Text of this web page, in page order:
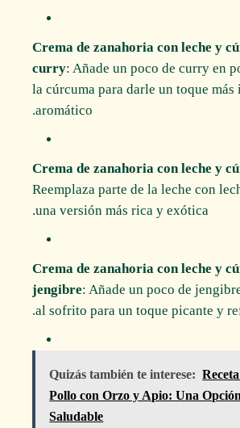
Crema de zanahoria con leche y
curry: Añade un poco de curry en
la cúrcuma para darle un toque más
aromático.
Crema de zanahoria con leche y
Reemplaza parte de la leche con
una versión más rica y exótica.
Crema de zanahoria con leche y
jengibre: Añade un poco de
al sofrito para un toque picante y
Quizás también te interese:
Pollo con Orzo y Apio: Una
Saludable